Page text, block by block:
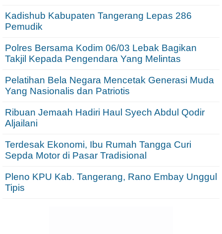
Kadishub Kabupaten Tangerang Lepas 286
Pemudik
Polres Bersama Kodim 06/03 Lebak Bagikan
Takjil Kepada Pengendara Yang Melintas
Pelatihan Bela Negara Mencetak Generasi Muda
Yang Nasionalis dan Patriotis
Ribuan Jemaah Hadiri Haul Syech Abdul Qodir
Aljailani
Terdesak Ekonomi, Ibu Rumah Tangga Curi
Sepda Motor di Pasar Tradisional
Pleno KPU Kab. Tangerang, Rano Embay Unggul
Tipis